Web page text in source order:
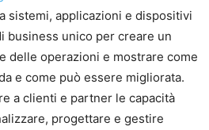
sistemi, applicazioni e dispositivi
business unico per creare un
delle operazioni e mostrare come
e come può essere migliorata.
a clienti e partner le capacità
progettare e gestire